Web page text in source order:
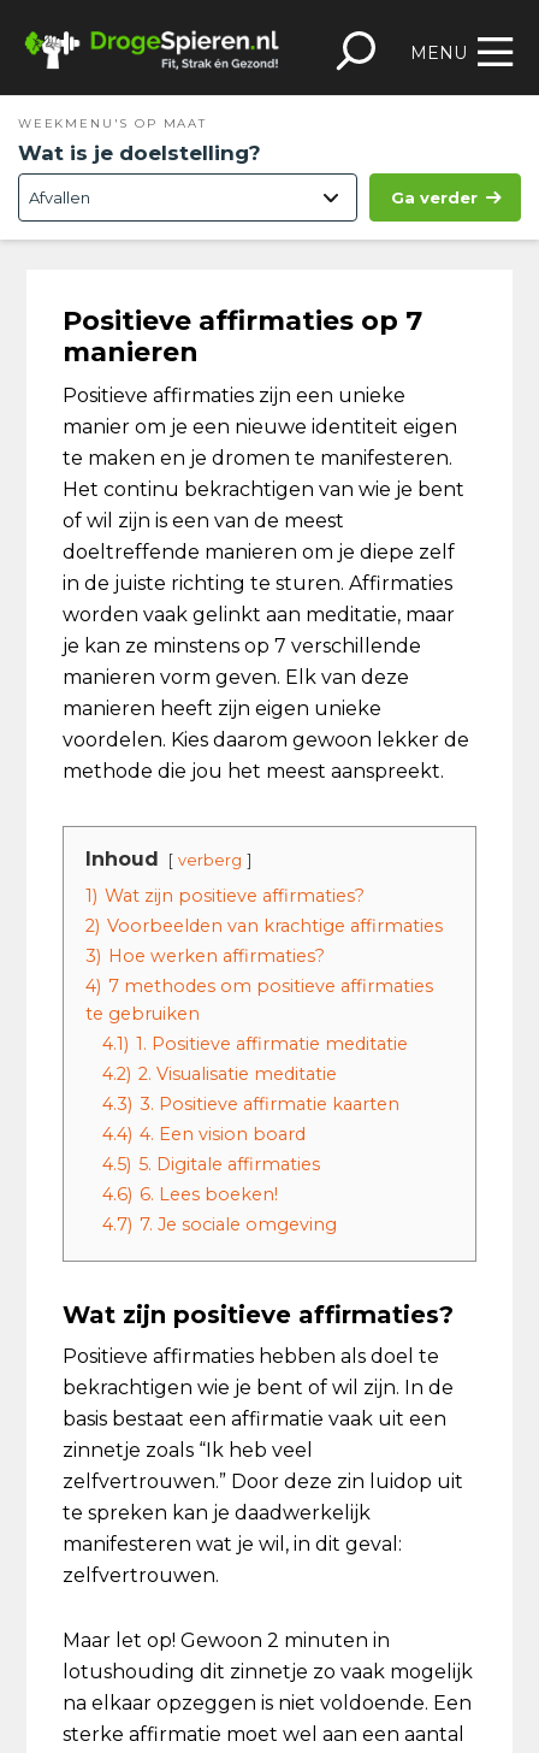
naar
naar
inhoud
naar
sidebar
footer
MENU
WEEKMENU'S OP MAAT
Wat is je doelstelling?
Ga verder
Positieve affirmaties op 7
manieren
Positieve affirmaties zijn een unieke
manier om je een nieuwe identiteit eigen
te maken en je dromen te manifesteren.
Het continu bekrachtigen van wie je bent
of wil zijn is een van de meest
doeltreffende manieren om je diepe zelf
in de juiste richting te sturen. Affirmaties
worden vaak gelinkt aan meditatie, maar
je kan ze minstens op 7 verschillende
manieren vorm geven. Elk van deze
manieren heeft zijn eigen unieke
voordelen. Kies daarom gewoon lekker de
methode die jou het meest aanspreekt.
Inhoud verberg
1) Wat zijn positieve affirmaties?
2) Voorbeelden van krachtige affirmaties
3) Hoe werken affirmaties?
4) 7 methodes om positieve affirmaties
te gebruiken
4.1) 1. Positieve affirmatie meditatie
4.2) 2. Visualisatie meditatie
4.3) 3. Positieve affirmatie kaarten
4.4) 4. Een vision board
4.5) 5. Digitale affirmaties
4.6) 6. Lees boeken!
4.7) 7. Je sociale omgeving
Wat zijn positieve affirmaties?
Positieve affirmaties hebben als doel te
bekrachtigen wie je bent of wil zijn. In de
basis bestaat een affirmatie vaak uit een
zinnetje zoals “Ik heb veel
zelfvertrouwen.” Door deze zin luidop uit
te spreken kan je daadwerkelijk
manifesteren wat je wil, in dit geval:
zelfvertrouwen.
Maar let op! Gewoon 2 minuten in
lotushouding dit zinnetje zo vaak mogelijk
na elkaar opzeggen is niet voldoende. Een
sterke affirmatie moet wel aan een aantal